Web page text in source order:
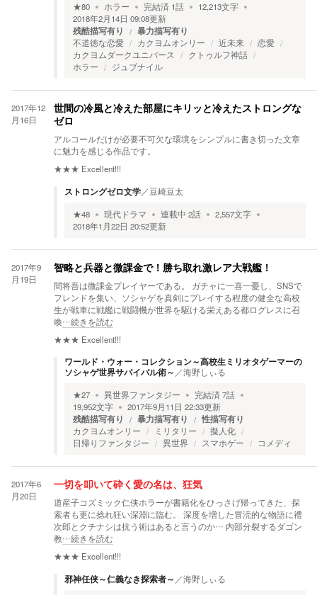
★80 ホラー 完結済 1話 12,213文字
2018年2月14日 09:08更新
残酷描写有り 暴力描写有り
不道徳な恋愛 カクヨムオンリー 近未来
恋愛
カクヨムダークユニバース
クトゥルフ神話
ホラー
ジュブナイル
2017年12
月16日
世間の冷風と冷えた部屋にキリッと冷えたストロングな
ゼロ
アルコールだけが必要不可欠な環境をシンプルに書き切った文章
に魅力を感じる作品です。
★★★ Excellent!!!
ストロングゼロ文学／豆崎豆太
★48 現代ドラマ 連載中 2話 2,557文字
2018年1月22日 20:52更新
2017年9
月19日
智略と兵器と微課金で！勝ち取れ激レア大戦艦！
間将吾は微課金プレイヤーである。 ガチャに一喜一憂し、SNSで
フレンドを集い、ソシャゲを真剣にプレイする程度の健全な高校
生が戦車に戦艦に戦闘機が世界を駆ける栄えある都ログレスに召
喚…続きを読む
★★★ Excellent!!!
ワールド・ウォー・コレクション～高校生ミリオタゲーマーの
ソシャゲ世界サバイバル術～ ／海野しぃる
★27 異世界ファンタジー 完結済7話
19,952文字 2017年9月11日 22:33更新
残酷描写有り 暴力描写有り 性描写有り
カクヨムオンリー ミリタリー
擬人化
日帰りファンタジー
異世界 スマホゲー コメディ
2017年6
月20日
一切を叩いて砕く愛の名は、狂気
道産子コズミック仁侠ホラーが書籍化をひっさげ帰ってきた、探
索者も更に捻れ狂い深淵に臨む。 深度を増した冒涜的な物語に禮
次郎とクチナシは抗う術はあると言うのか… 内部分裂するダゴン
教…続きを読む
★★★ Excellent!!!
邪神任侠～仁義なき探索者～ ／海野しぃる